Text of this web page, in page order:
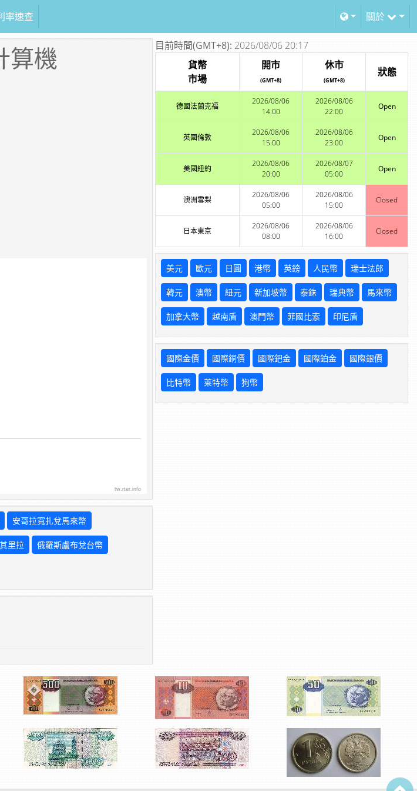
率速查 關於
算機
tw.rter.info
安哥拉寬扎兌馬來幣
里拉 俄羅斯盧布兌台幣
目前時間(GMT+8): 2026/08/06 20:17
貨幣
市場
開市
(GMT+8)
休市
(GMT+8)
狀態
德國法蘭克福
2026/08/06
14:00
2026/08/06
22:00
Open
英國倫敦
2026/08/06
15:00
2026/08/06
23:00
Open
美國紐約
2026/08/06
20:00
2026/08/07
05:00
Open
澳洲雪梨
2026/08/06
05:00
2026/08/06
15:00
Closed
日本東京
2026/08/06
08:00
2026/08/06
16:00
Closed
美元 歐元 日圓 港幣 英鎊 人民幣 瑞士法郎
韓元 澳幣 紐元 新加坡幣 泰銖 瑞典幣 馬來幣
加拿大幣 越南盾 澳門幣 菲國比索 印尼盾
國際金價 國際銅價 國際鈀金 國際鉑金 國際銀價
比特幣 萊特幣 狗幣